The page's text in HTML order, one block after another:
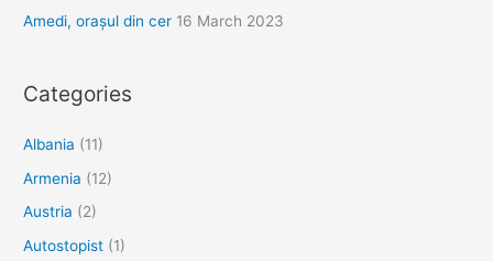
Amedi, orașul din cer 16 March 2023
Categories
Albania (11)
Armenia (12)
Austria (2)
Autostopist (1)